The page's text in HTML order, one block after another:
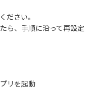
ださい。
ら、手順に沿って再設定
リを起動